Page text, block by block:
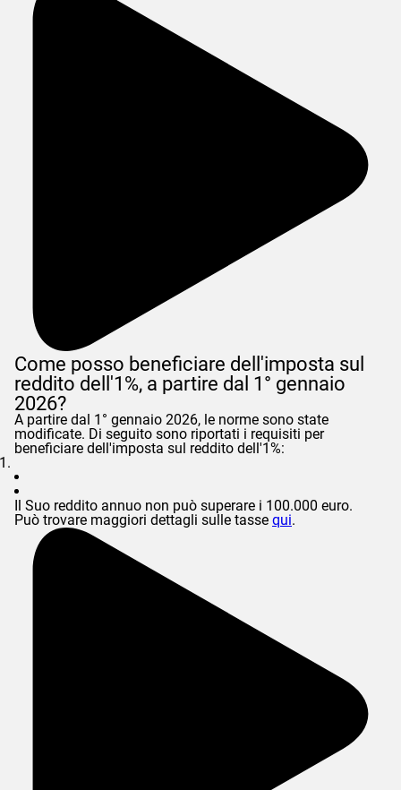
Come posso beneficiare dell'imposta sul
reddito dell'1%, a partire dal 1° gennaio
2026?
A partire dal 1° gennaio 2026, le norme sono state
modificate. Di seguito sono riportati i requisiti per
beneficiare dell'imposta sul reddito dell'1%:
Il Suo reddito annuo non può superare i 100.000 euro.
Può trovare maggiori dettagli sulle tasse qui.